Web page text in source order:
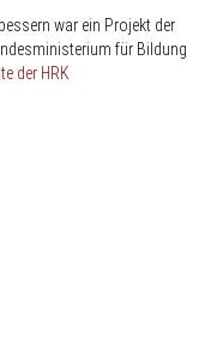
war ein Projekt der
für Bildung
der HRK